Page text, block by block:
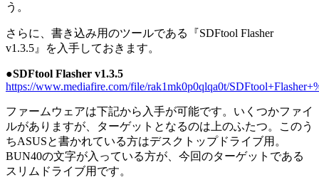
う。
さらに、書き込み用のツールである『SDFtool Flasher
v1.3.5』を入手しておきます。
●SDFtool Flasher v1.3.5
https://www.mediafire.com/file/rak1mk0p0qlqa0t/
ファームウェアは下記から入手が可能です。いくつかファイ
ルがありますが、ターゲットとなるのは上のふたつ。このう
ちASUSと書かれている方はデスクトップドライブ用。
BUN40の文字が入っている方が、今回のターゲットである
スリムドライブ用です。